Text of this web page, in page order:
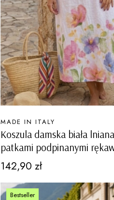
Koszula damska biała
patkami podpinanymi
zapinana na guziki Pralboino
PRODUCENT
MADE IN ITALY
Cena
142,90 zł
Bestseller